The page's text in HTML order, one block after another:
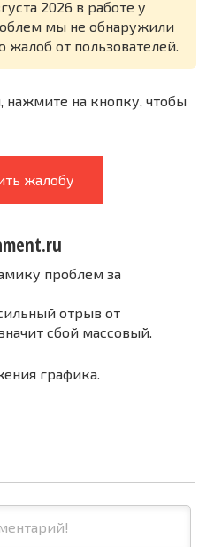
2026 в работе у
мы не обнаружили
жалоб от пользователей.
нажмите на кнопку, чтобы
жалобу
проблем за
отрыв от
сбой массовый.
графика.